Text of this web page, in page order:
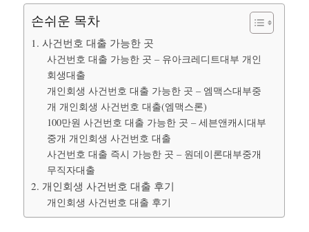
손쉬운 목차
1. 사건번호 대출 가능한 곳
사건번호 대출 가능한 곳 – 유아크레디트대부 개인
회생대출
개인회생 사건번호 대출 가능한 곳 – 엠맥스대부중
개 개인회생 사건번호 대출(엠맥스론)
100만원 사건번호 대출 가능한 곳 – 세븐앤캐시대부
중개 개인회생 사건번호 대출
사건번호 대출 즉시 가능한 곳 – 원데이론대부중개
무직자대출
2. 개인회생 사건번호 대출 후기
개인회생 사건번호 대출 후기